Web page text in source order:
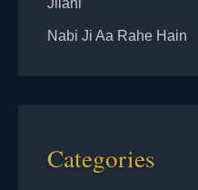
Jilani
Nabi Ji Aa Rahe Hain
Categories